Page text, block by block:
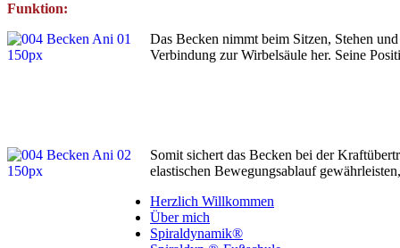
Funktion:
Das Becken nimmt beim Sitzen, Stehen
Verbindung zur Wirbelsäule her. Seine
Somit sichert das Becken bei der
elastischen Bewegungsablauf
Herzlich Willkommen
Über mich
Spiraldynamik®